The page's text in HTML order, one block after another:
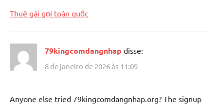
Thuê gái gọi toàn quốc
79kingcomdangnhap disse:
8 de janeiro de 2026 às 11:09
Anyone else tried 79kingcomdangnhap.org? The signup